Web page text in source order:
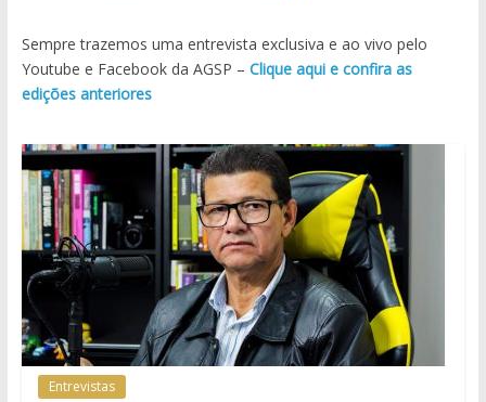
Sempre trazemos uma entrevista exclusiva e ao vivo pelo
Youtube e Facebook da AGSP – Clique aqui e confira as
edições anteriores
Entrevistas